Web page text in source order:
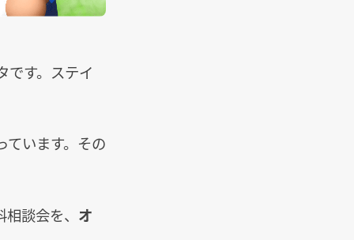
です。ステイ
ています。その
談会を、 オ